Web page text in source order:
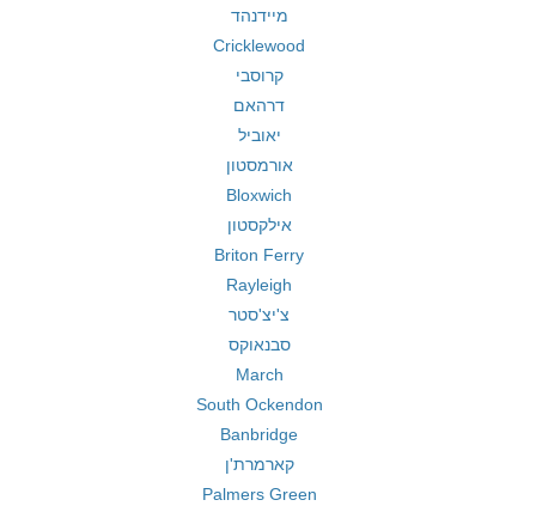
מיידנהד
Cricklewood
קרוסבי
דרהאם
יאוביל
אורמסטון
Bloxwich
אילקסטון
Briton Ferry
Rayleigh
צ'יצ'סטר
סבנאוקס
March
South Ockendon
Banbridge
קארמרת'ן
Palmers Green